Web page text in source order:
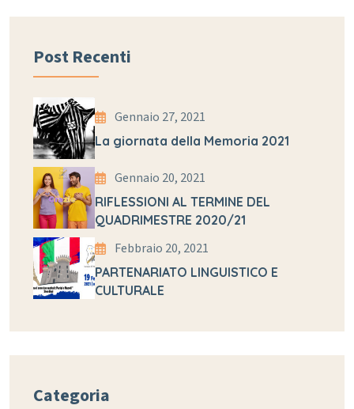
Post Recenti
Gennaio 27, 2021
La giornata della Memoria 2021
Gennaio 20, 2021
RIFLESSIONI AL TERMINE DEL
QUADRIMESTRE 2020/21
Febbraio 20, 2021
PARTENARIATO LINGUISTICO E
CULTURALE
Categoria